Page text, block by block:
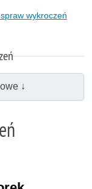
wykroczeń
↓